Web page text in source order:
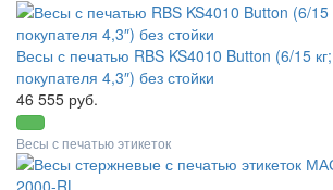
Весы с печатью RBS KS4010 Button (6/15
покупателя 4,3″) без стойки
46 555 руб.
Весы с печатью этикеток